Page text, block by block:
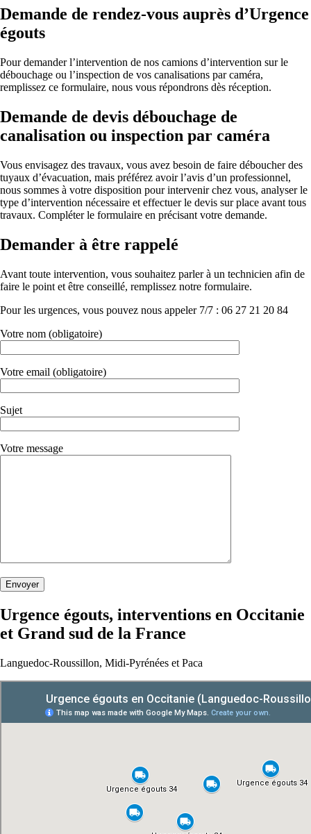
Demande de rendez-vous auprès d’Urgence
égouts
Pour demander l’intervention de nos camions d’intervention sur le
débouchage ou l’inspection de vos canalisations par caméra,
remplissez ce formulaire, nous vous répondrons dès réception.
Demande de devis débouchage de
canalisation ou inspection par caméra
Vous envisagez des travaux, vous avez besoin de faire déboucher des
tuyaux d’évacuation, mais préférez avoir l’avis d’un professionnel,
nous sommes à votre disposition pour intervenir chez vous, analyser le
type d’intervention nécessaire et effectuer le devis sur place avant tous
travaux. Compléter le formulaire en précisant votre demande.
Demander à être rappelé
Avant toute intervention, vous souhaitez parler à un technicien afin de
faire le point et être conseillé, remplissez notre formulaire.
Pour les urgences, vous pouvez nous appeler 7/7 : 06 27 21 20 84
Votre nom (obligatoire)
Votre email (obligatoire)
Sujet
Votre message
Urgence égouts, interventions en Occitanie
et Grand sud de la France
Languedoc-Roussillon, Midi-Pyrénées et Paca